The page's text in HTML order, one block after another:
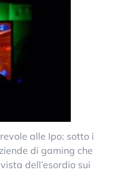
alle Ipo: sotto i
di gaming che
dell’esordio sui